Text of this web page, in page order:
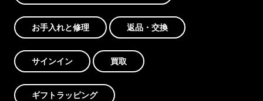
お手入れと修理 返品・交換
サインイン 買取
ギフトラッピング